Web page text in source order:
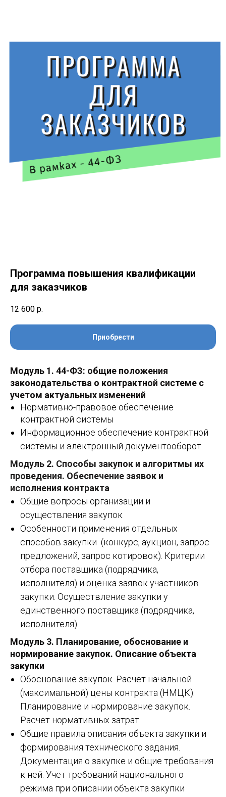
Программа повышения квалификации
для заказчиков
12 600 р.
Приобрести
Модуль 1. 44-ФЗ: общие положения
законодательства о контрактной системе с
учетом актуальных изменений
Нормативно-правовое обеспечение
контрактной системы
Информационное обеспечение контрактной
системы и электронный документооборот
Модуль 2. Способы закупок и алгоритмы их
проведения. Обеспечение заявок и
исполнения контракта
Общие вопросы организации и
осуществления закупок
Особенности применения отдельных
способов закупки (конкурс, аукцион, запрос
предложений, запрос котировок). Критерии
отбора поставщика (подрядчика,
исполнителя) и оценка заявок участников
закупки. Осуществление закупки у
единственного поставщика (подрядчика,
исполнителя)
Модуль 3. Планирование, обоснование и
нормирование закупок. Описание объекта
закупки
Обоснование закупок. Расчет начальной
(максимальной) цены контракта (НМЦК).
Планирование и нормирование закупок.
Расчет нормативных затрат
Общие правила описания объекта закупки и
формирования технического задания.
Документация о закупке и общие требования
к ней. Учет требований национального
режима при описании объекта закупки